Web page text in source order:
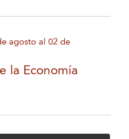
agosto al 02 de
la Economía